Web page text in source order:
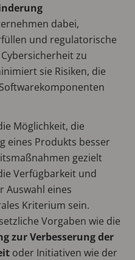
dabei,
und regulatorische
zu
sie Risiken, die
Möglichkeit, die
eines Produkts besser
gezielt
Verfügbarkeit und
Auswahl eines
Kriterium sein.
Vorgaben wie die
zur Verbesserung der
oder Initiativen wie der